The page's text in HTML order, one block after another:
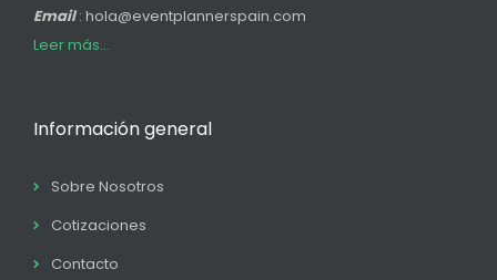
Email: hola@eventplannerspain.com
Leer más...
Información general
Sobre Nosotros
Cotizaciones
Contacto